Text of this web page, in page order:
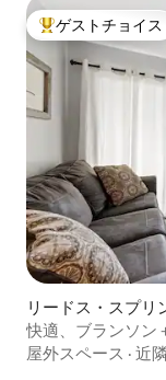
大好評のゲストチ
ゲストチョイス
リードス・スプリ
ト
快適、ブランソン
屋外スペース · 近